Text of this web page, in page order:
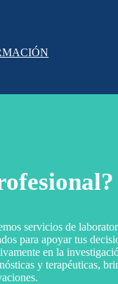
servicios de
para apoyar tus
en la
y terapéuticas,